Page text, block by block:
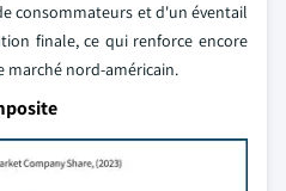
consommateurs et d'un éventail
finale, ce qui renforce encore
nord-américain.